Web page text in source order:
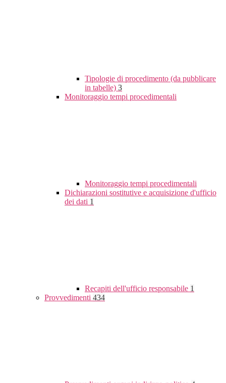
Tipologie di procedimento (da pubblicare
in tabelle) 3
Monitoraggio tempi procedimentali
Monitoraggio tempi procedimentali
Dichiarazioni sostitutive e acquisizione d'ufficio
dei dati 1
Recapiti dell'ufficio responsabile 1
Provvedimenti 434